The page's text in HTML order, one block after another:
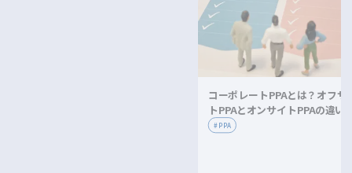
コーポレートPPAとは？オフサ
トPPAとオンサイトPPAの違い
メリット・デメリットを解説！
#PPA